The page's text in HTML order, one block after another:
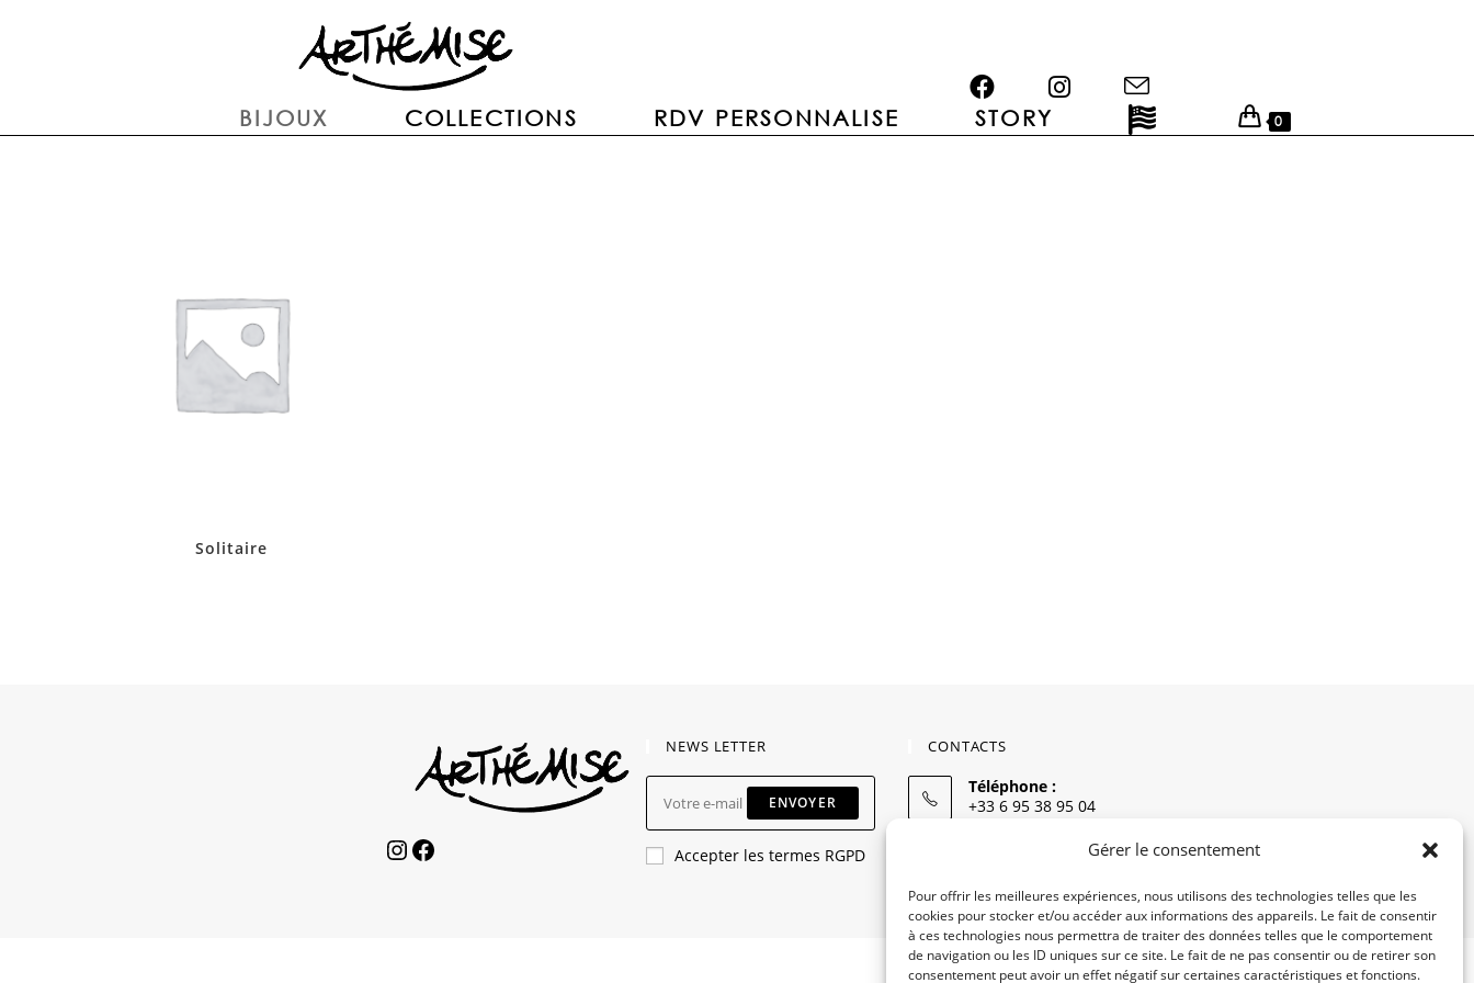
Gérer le consentement
Pour offrir les meilleures expériences, nous utilisons des technologies telles que les
cookies pour stocker et/ou accéder aux informations des appareils. Le fait de consentir
à ces technologies nous permettra de traiter des données telles que le comportement
de navigation ou les ID uniques sur ce site. Le fait de ne pas consentir ou de retirer son
consentement peut avoir un effet négatif sur certaines caractéristiques et fonctions.
BIJOUX COLLECTIONS RDV PERSONNALISE STORY 0
Solitaire
NEWS LETTER
ENVOYER
Accepter les termes RGPD
CONTACTS
Téléphone :
+33 6 95 38 95 04
mail.com